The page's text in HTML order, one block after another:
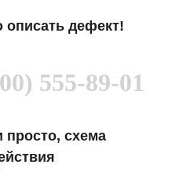
описать дефект!
555-89-01
просто, схема